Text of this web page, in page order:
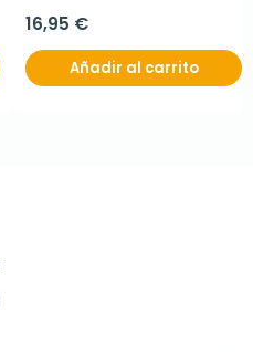
16,95 €
Añadir al carrito